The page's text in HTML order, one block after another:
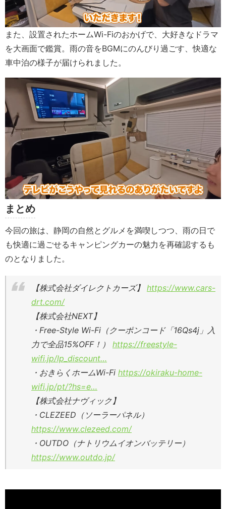
また、設置されたホームWi-Fiのおかげで、大好きなドラマ
を大画面で鑑賞。雨の音をBGMにのんびり過ごす、快適な
車中泊の様子が届けられました。
まとめ
今回の旅は、静岡の自然とグルメを満喫しつつ、雨の日で
も快適に過ごせるキャンピングカーの魅力を再確認するも
のとなりました。
【株式会社ダイレクトカーズ】 https://www.cars-
drt.com/
【株式会社NEXT】
・Free-Style Wi-Fi（クーポンコード「16Qs4j」入
力で全品15%OFF！） https://freestyle-
wifi.jp/lp_discount…
・おきらくホームWi-Fi https://okiraku-home-
wifi.jp/pt/?hs=e…
【株式会社ナヴィック】
・CLEZEED（ソーラーパネル）
https://www.clezeed.com/
・OUTDO（ナトリウムイオンバッテリー）
https://www.outdo.jp/